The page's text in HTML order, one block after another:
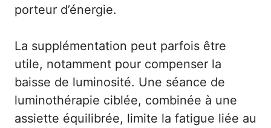
porteur d’énergie.
La supplémentation peut parfois être
utile, notamment pour compenser la
baisse de luminosité. Une séance de
luminothérapie ciblée, combinée à une
assiette équilibrée, limite la fatigue liée au